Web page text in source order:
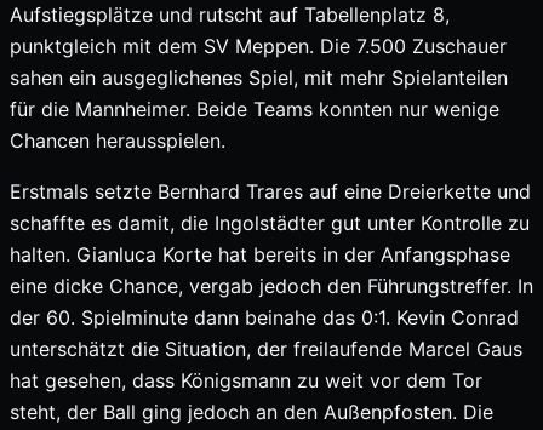
Aufstiegsplätze und rutscht auf Tabellenplatz 8,
punktgleich mit dem SV Meppen. Die 7.500 Zuschauer
sahen ein ausgeglichenes Spiel, mit mehr Spielanteilen
für die Mannheimer. Beide Teams konnten nur wenige
Chancen herausspielen.
Erstmals setzte Bernhard Trares auf eine Dreierkette und
schaffte es damit, die Ingolstädter gut unter Kontrolle zu
halten. Gianluca Korte hat bereits in der Anfangsphase
eine dicke Chance, vergab jedoch den Führungstreffer. In
der 60. Spielminute dann beinahe das 0:1. Kevin Conrad
unterschätzt die Situation, der freilaufende Marcel Gaus
hat gesehen, dass Königsmann zu weit vor dem Tor
steht, der Ball ging jedoch an den Außenpfosten. Die